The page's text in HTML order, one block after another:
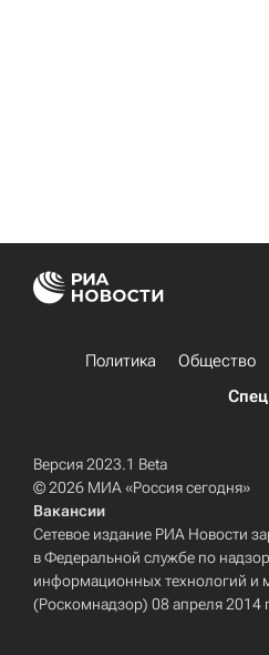
Политика Общество
Версия 2023.1 Beta
© 2026 МИА «Россия сегодня»
Вакансии
Сетевое издание РИА Новости
в Федеральной службе по
информационных технологий и
(Роскомнадзор) 08 апреля 2014